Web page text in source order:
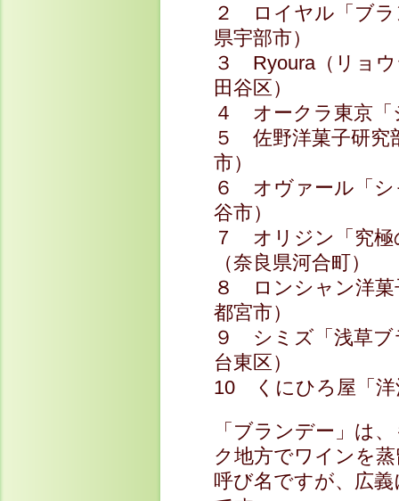
２ ロイヤル「ブラ
県宇部市）
３ Ryoura（リョウ
田谷区）
４ オークラ東京
５ 佐野洋菓子研究
市）
６ オヴァール「シ
谷市）
７ オリジン「究極
（奈良県河合町）
８ ロンシャン洋菓
都宮市）
９ シミズ「浅草ブ
台東区）
10 くにひろ屋「洋
「ブランデー」は
ク地方でワインを
呼び名ですが、広